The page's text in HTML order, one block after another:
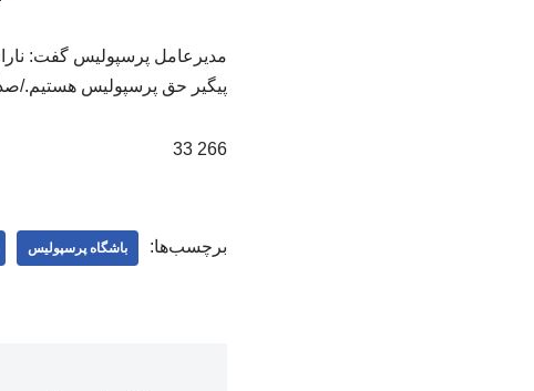
مدیرعامل پرسپولیس گفت:
پیگیر حق پرسپولیس هستیم./
266 33
برچسب‌ها: باشگاه پرسپولیس